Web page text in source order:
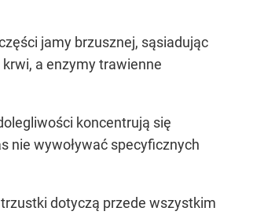
jamy brzusznej, sąsiadując
a enzymy trawienne
koncentrują się
nie wywoływać specyficznych
dotyczą przede wszystkim